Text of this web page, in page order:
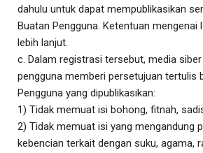
dahulu untuk dapat mempublikasikan
Buatan Pengguna. Ketentuan mengenai
lebih lanjut.
c. Dalam registrasi tersebut, media
pengguna memberi persetujuan tertulis
Pengguna yang dipublikasikan:
1) Tidak memuat isi bohong, fitnah,
2) Tidak memuat isi yang mengandung
kebencian terkait dengan suku, agama,